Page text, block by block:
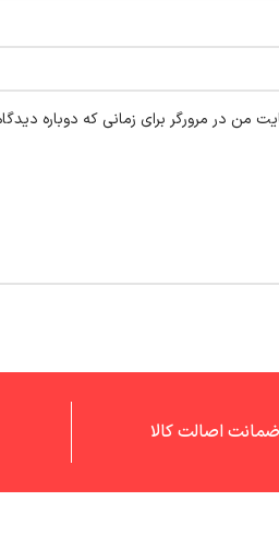
من در مرورگر برای زمانی که دوباره
ضمانت اصالت کالا